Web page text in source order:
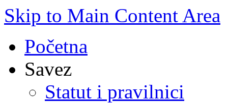
Skip to Main Content Area
Početna
Savez
Statut i pravilnici